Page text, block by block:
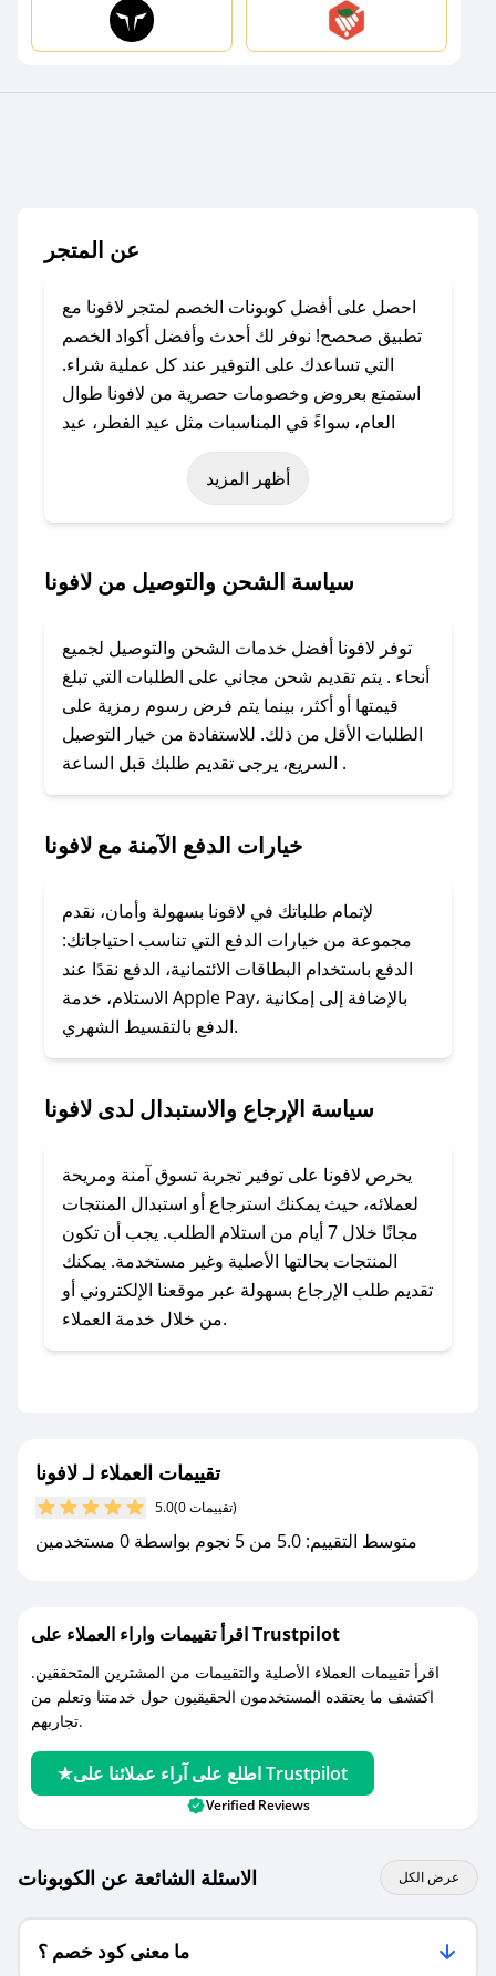
عن المتجر
احصل على أفضل كوبونات الخصم لمتجر لافونا مع
تطبيق صحصح! نوفر لك أحدث وأفضل أكواد الخصم
التي تساعدك على التوفير عند كل عملية شراء.
استمتع بعروض وخصومات حصرية من لافونا طوال
العام، سواءً في المناسبات مثل عيد الفطر، عيد
الأضحى، الجمعة البيضاء (شهر نوفمبر)، رمضان،
اليوم الوطني، يوم التأسيس، أو حتى عروض خاصة
باستخدام تطبيق صحصح، يمكنك العثور بسهولة على
تواصل معنا عبر تويتر أو البريد الإلكتروني لإضافته
بسرعة.
### كيفية استخدام كود خصم لافونا؟
1. انسخ كود الخصم من تطبيق صحصح.
2. الصقه في خانة الدفع عند التسوق من لافونا.
### ماذا أفعل إذا لم يعمل كود الخصم؟
الرسائل الخاصة على تويتر أو البريد الإلكتروني،
وسنقوم بحل المشكلة في أسرع وقت ممكن.
### ماذا أفعل إذا لم أجد كود خصم لمتجري
المفضل؟
في حال عدم توفر كوبونات لمتجرك المفضل، يمكنك
أسرع وقت ممكن.
### كيف تحصل على كوبونات خصم حصرية من
لافونا؟
للحصول على كوبونات وخصومات حصرية، قم بما
يلي:
- اضغط على أيقونة متابعة لمتجر لافونا في تطبيق
صحصح.
مع صحصح، تسوق بذكاء ووفّر على كل مشترياتك مع
أظهر المزيد
سياسة الشحن والتوصيل من لافونا
توفر لافونا أفضل خدمات الشحن والتوصيل لجميع
أنحاء . يتم تقديم شحن مجاني على الطلبات التي تبلغ
قيمتها أو أكثر، بينما يتم فرض رسوم رمزية على
الطلبات الأقل من ذلك. للاستفادة من خيار التوصيل
السريع، يرجى تقديم طلبك قبل الساعة .
خيارات الدفع الآمنة مع لافونا
لإتمام طلباتك في لافونا بسهولة وأمان، نقدم
مجموعة من خيارات الدفع التي تناسب احتياجاتك:
الدفع باستخدام البطاقات الائتمانية، الدفع نقدًا عند
الاستلام، خدمة Apple Pay، بالإضافة إلى إمكانية
الدفع بالتقسيط الشهري.
سياسة الإرجاع والاستبدال لدى لافونا
يحرص لافونا على توفير تجربة تسوق آمنة ومريحة
لعملائه، حيث يمكنك استرجاع أو استبدال المنتجات
مجانًا خلال 7 أيام من استلام الطلب. يجب أن تكون
المنتجات بحالتها الأصلية وغير مستخدمة. يمكنك
تقديم طلب الإرجاع بسهولة عبر موقعنا الإلكتروني أو
من خلال خدمة العملاء.
تقييمات العملاء لـ لافونا
5.0 (0 تقييمات)
متوسط التقييم: 5.0 من 5 نجوم بواسطة 0 مستخدمين
اقرأ تقييمات واراء العملاء على Trustpilot
اقرأ تقييمات العملاء الأصلية والتقييمات من المشترين المتحققين.
اكتشف ما يعتقده المستخدمون الحقيقيون حول خدمتنا وتعلم من
تجاربهم.
اطلع على آراء عملائنا على Trustpilot
Verified Reviews
الاسئلة الشائعة عن الكوبونات عرض الكل
ما معنى كود خصم ؟